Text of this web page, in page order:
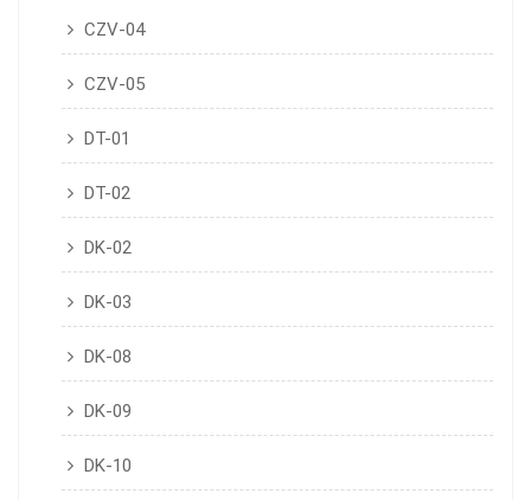
CZV-04
CZV-05
DT-01
DT-02
DK-02
DK-03
DK-08
DK-09
DK-10